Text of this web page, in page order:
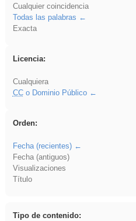
Cualquier coincidencia
Todas las palabras
Exacta
Licencia:
Cualquiera
CCo Dominio Público
Orden:
Fecha (recientes)
Fecha (antiguos)
Visualizaciones
Título
Tipo de contenido: